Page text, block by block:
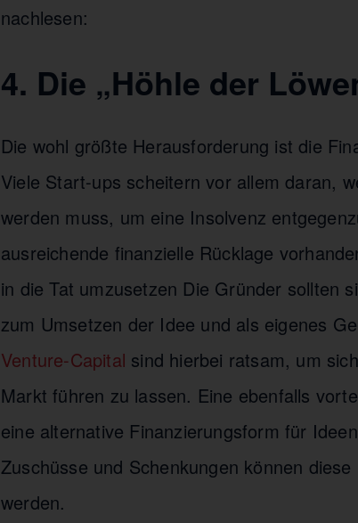
nachlesen:
4. Die „Höhle der
Die wohl größte Herausforderung ist die
Viele Start-ups scheitern vor allem daran,
werden muss, um eine Insolvenz
ausreichende finanzielle Rücklage
in die Tat umzusetzen Die Gründer sollten
zum Umsetzen der Idee und als eigenes
Venture-Capital sind hierbei ratsam, um
Markt führen zu lassen. Eine ebenfalls
eine alternative Finanzierungsform für
Zuschüsse und Schenkungen können
werden.